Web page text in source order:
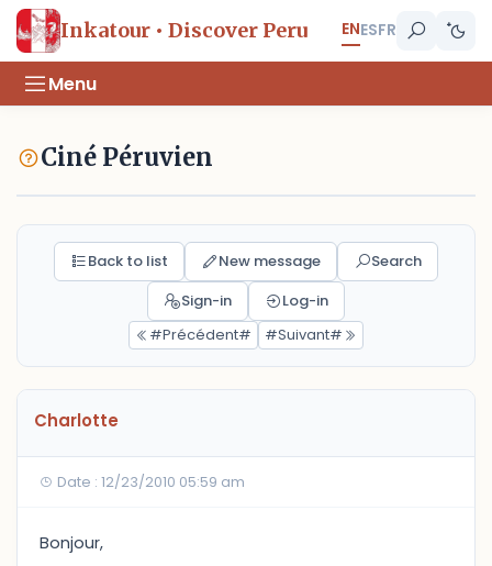
Inkatour • Discover Peru ENESFR
Menu
Ciné Péruvien
Back to list New message
Search
Sign-in
Log-in
#Précédent#
#Suivant#
Charlotte
Date : 12/23/2010 05:59 am
Bonjour,